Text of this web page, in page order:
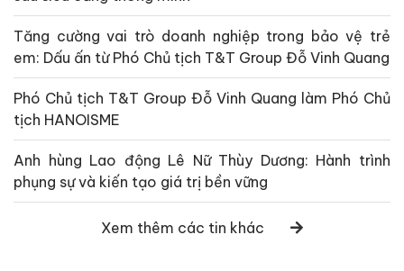
Tăng cường vai trò doanh nghiệp trong bảo vệ trẻ
em: Dấu ấn từ Phó Chủ tịch T&T Group Đỗ Vinh Quang
Phó Chủ tịch T&T Group Đỗ Vinh Quang làm Phó Chủ
tịch HANOISME
Anh hùng Lao động Lê Nữ Thùy Dương: Hành trình
phụng sự và kiến tạo giá trị bền vững
Xem thêm các tin khác